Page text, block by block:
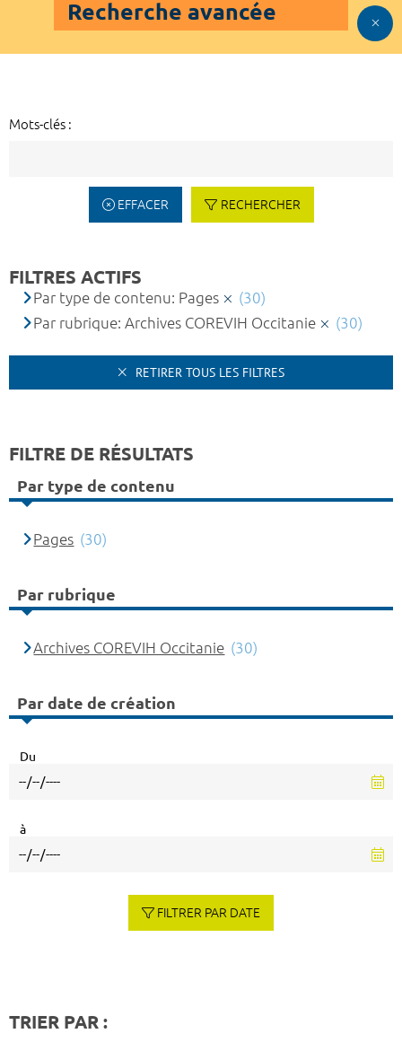
Recherche avancée
Mots-clés :
EFFACER RECHERCHER
FILTRES ACTIFS
Par type de contenu: Pages
(30)
Par rubrique: Archives COREVIH Occitanie
(30)
RETIRER TOUS LES FILTRES
FILTRE DE RÉSULTATS
Par type de contenu
Pages (30)
Par rubrique
Archives COREVIH Occitanie (30)
Par date de création
Du
à
FILTRER PAR DATE
TRIER PAR :